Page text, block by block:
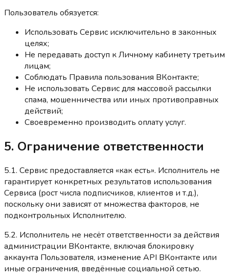
Пользователь обязуется:
Использовать Сервис исключительно в законных
целях;
Не передавать доступ к Личному кабинету третьим
лицам;
Соблюдать Правила пользования ВКонтакте;
Не использовать Сервис для массовой рассылки
спама, мошенничества или иных противоправных
действий;
Своевременно производить оплату услуг.
5. Ограничение ответственности
5.1. Сервис предоставляется «как есть». Исполнитель не
гарантирует конкретных результатов использования
Сервиса (рост числа подписчиков, клиентов и т.д.),
поскольку они зависят от множества факторов, не
подконтрольных Исполнителю.
5.2. Исполнитель не несёт ответственности за действия
администрации ВКонтакте, включая блокировку
аккаунта Пользователя, изменение API ВКонтакте или
иные ограничения, введённые социальной сетью.